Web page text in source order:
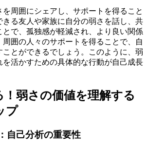
周囲にシェアし、サポートを得ること
きる友人や家族に自分の弱さを話し、共
とで、孤独感が軽減され、より良い関係
周囲の人々のサポートを得ることで、自
とができるでしょう。このように、弱
を活かすための具体的な行動が自己成長
弱さの価値を理解する
プ
自己分析の重要性